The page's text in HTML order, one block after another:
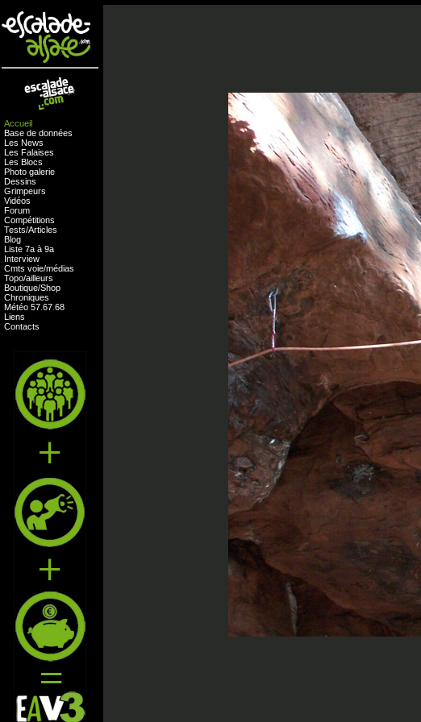
Accueil
Base de données
Les News
Les Falaises
Les Blocs
Photo galerie
Dessins
Grimpeurs
Vidéos
Forum
Compétitions
Tests/Articles
Blog
Liste 7a à 9a
Interview
Cmts voie/médias
Topo/ailleurs
Boutique/Shop
Chroniques
Météo 57 67 68
Liens
Contacts